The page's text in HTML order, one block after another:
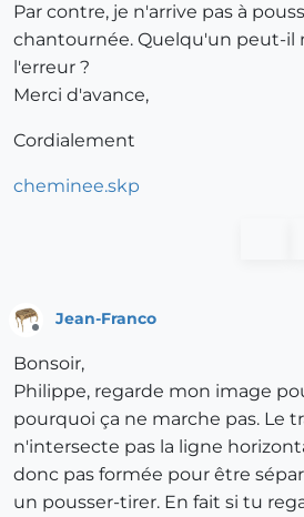
Par contre, je n'arrive pas à
chantournée. Quelqu'un peut-il
l'erreur ?
Merci d'avance,
Cordialement
cheminee.skp
Offline
Jean-Franco
Bonsoir,
Philippe, regarde mon image
pourquoi ça ne marche pas. Le
n'intersecte pas la ligne
donc pas formée pour être
un pousser-tirer. En fait si tu